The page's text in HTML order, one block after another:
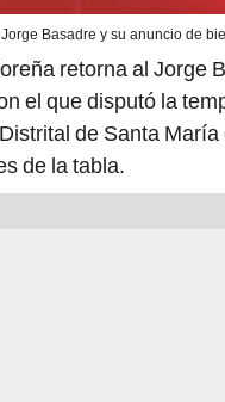
Jorge Basadre y su anuncio de
retorna al Jorge
el que disputó la
de Santa
de la tabla.